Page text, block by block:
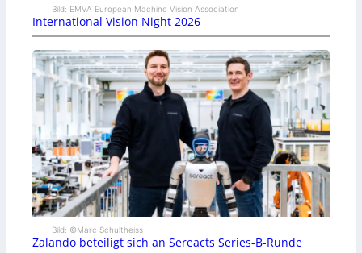
Bild: EMVA European Machine Vision Association
International Vision Night 2026
Bild: ©Marc Schultheiss
Zalando beteiligt sich an Sereacts Series-B-Runde